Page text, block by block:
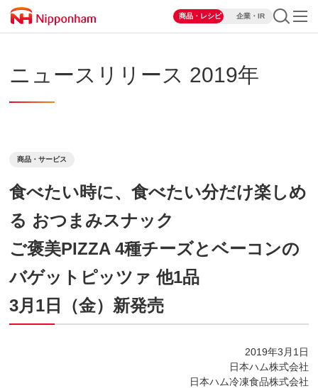
商品・レシピ 企業・IR
ニュースリリース 2019年
商品・サービス
食べたい時に、食べたい分だけ楽しめ
る おつまみスナック
ご褒美PIZZA 4種チーズとベーコンの
バゲットピッツァ 他1品
3月1日（金）新発売
2019年3月1日
日本ハム株式会社
日本ハム冷凍食品株式会社